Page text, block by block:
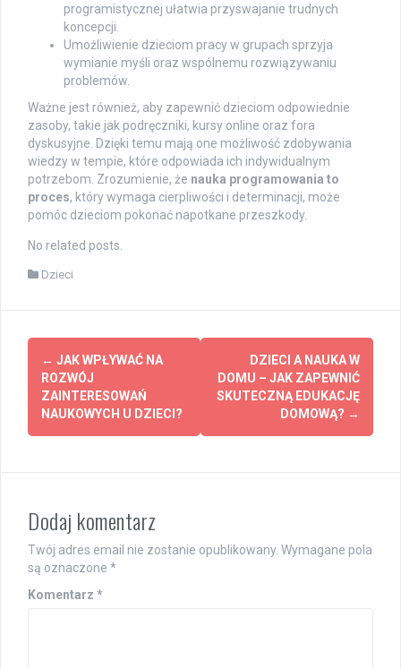
programistycznej ułatwia przyswajanie trudnych
koncepcji.
Umożliwienie dzieciom pracy w grupach sprzyja
wymianie myśli oraz wspólnemu rozwiązywaniu
problemów.
Ważne jest również, aby zapewnić dzieciom odpowiednie
zasoby, takie jak podręczniki, kursy online oraz fora
dyskusyjne. Dzięki temu mają one możliwość zdobywania
wiedzy w tempie, które odpowiada ich indywidualnym
potrzebom. Zrozumienie, że nauka programowania to
proces, który wymaga cierpliwości i determinacji, może
pomóc dzieciom pokonać napotkane przeszkody.
No related posts.
Dzieci
Post
navigation
← JAK WPŁYWAĆ NA
ROZWÓJ
ZAINTERESOWAŃ
NAUKOWYCH U DZIECI?
DZIECI A NAUKA W
DOMU – JAK ZAPEWNIĆ
SKUTECZNĄ EDUKACJĘ
DOMOWĄ? →
Dodaj komentarz
Twój adres email nie zostanie opublikowany. Wymagane pola
są oznaczone *
Komentarz *